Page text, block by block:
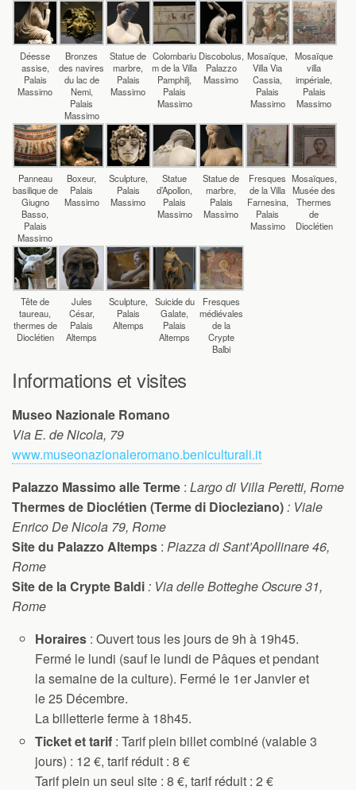
Déesse
assise,
Palais
Massimo
Bronzes
des navires
du lac de
Nemi,
Palais
Massimo
Statue de
marbre,
Palais
Massimo
Colombariu
m de la Villa
Pamphilj,
Palais
Massimo
Discobolus,
Palazzo
Massimo
Mosaïque,
Villa Via
Cassia,
Palais
Massimo
Mosaïque
villa
impériale,
Palais
Massimo
Panneau
basilique de
Giugno
Basso,
Palais
Massimo
Boxeur,
Palais
Massimo
Sculpture,
Palais
Massimo
Statue
d’Apollon,
Palais
Massimo
Statue de
marbre,
Palais
Massimo
Fresques
de la Villa
Farnesina,
Palais
Massimo
Mosaïques,
Musée des
Thermes
de
Dioclétien
Tête de
taureau,
thermes de
Dioclétien
Jules
César,
Palais
Altemps
Sculpture,
Palais
Altemps
Suicide du
Galate,
Palais
Altemps
Fresques
médiévales
de la
Crypte
Balbi
Informations et visites
Museo Nazionale Romano
Via E. de Nicola, 79
www.museonazionaleromano.beniculturali.it
Palazzo Massimo alle Terme : Largo di Villa Peretti, Rome
Thermes de Dioclétien (Terme di Diocleziano): Viale
Enrico De Nicola 79, Rome
Site du Palazzo Altemps : Piazza di Sant’Apollinare 46,
Rome
Site de la Crypte Baldi: Via delle Botteghe Oscure 31,
Rome
Horaires : Ouvert tous les jours de 9h à 19h45.
Fermé le lundi (sauf le lundi de Pâques et pendant
la semaine de la culture). Fermé le 1er Janvier et
le 25 Décembre.
La billetterie ferme à 18h45.
Ticket et tarif : Tarif plein billet combiné (valable 3
jours) : 12 €, tarif réduit : 8 €
Tarif plein un seul site : 8 €, tarif réduit : 2 €